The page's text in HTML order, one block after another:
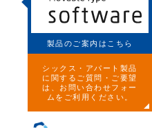
製品のご案内はこちら
シックス・アパート製品
に関するご質問・ご要望
は、お問い合わせフォー
ムをご利用ください。